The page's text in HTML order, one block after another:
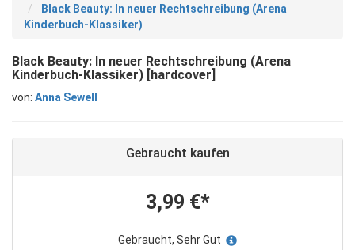
Black Beauty: In neuer Rechtschreibung (Arena
Kinderbuch-Klassiker)
Black Beauty: In neuer Rechtschreibung (Arena
Kinderbuch-Klassiker) [hardcover]
von: Anna Sewell
Gebraucht kaufen
3,99 €*
Gebraucht, Sehr Gut